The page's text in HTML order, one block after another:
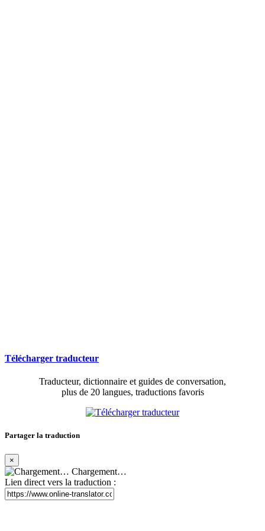
Télécharger traducteur
Traducteur, dictionnaire et guides de conversation,
plus de 20 langues, traductions favoris
Partager la traduction
×
Chargement…
Lien direct vers la traduction :